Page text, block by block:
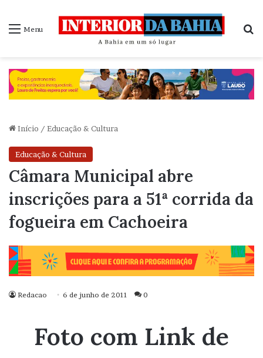
Menu
Início / Educação & Cultura
Educação & Cultura
Câmara Municipal abre
inscrições para a 51ª corrida da
fogueira em Cachoeira
Redacao 6 de junho de 2011 0
Foto com Link de